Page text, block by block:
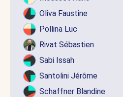
Oliva Faustine
Pollina Luc
Rivat Sébastien
Sabi Issah
Santolini Jérôme
Schaffner Blandine